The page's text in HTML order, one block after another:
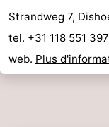
Strandweg 7,
tel. +31 118 551 397
web. Plus